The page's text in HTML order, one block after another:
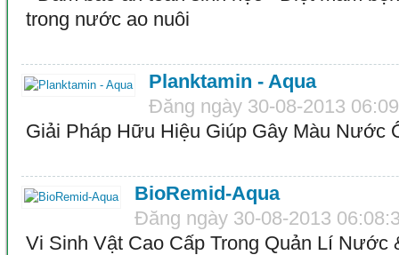
trong nước ao nuôi
Planktamin - Aqua
Đăng ngày 30-08-2013
Giải Pháp Hữu Hiệu Giúp Gây Màu Nước
BioRemid-Aqua
Đăng ngày 30-08-2013
Vi Sinh Vật Cao Cấp Trong Quản Lí Nước